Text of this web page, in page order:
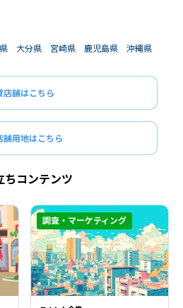
大分県 宮崎県 鹿児島県 沖縄県
店舗はこちら
舗用地はこちら
ちコンテンツ
調査・マーケティング